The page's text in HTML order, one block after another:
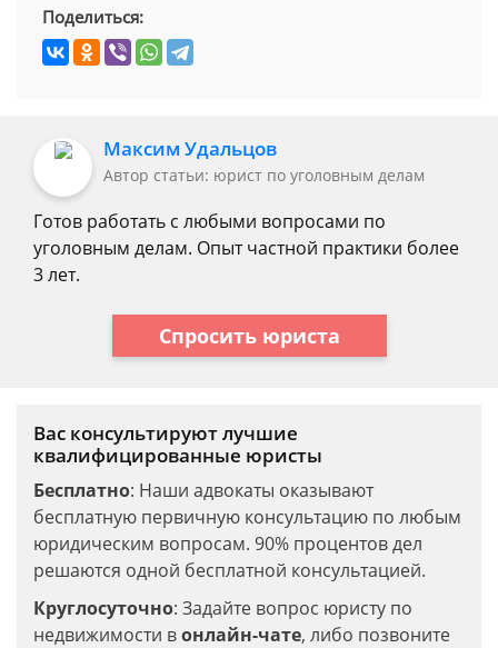
Поделиться:
Максим Удальцов
Автор статьи: юрист по уголовным делам
Готов работать с любыми вопросами по
уголовным делам. Опыт частной практики более
3 лет.
Спросить юриста
Вас консультируют лучшие
квалифицированные юристы
Бесплатно: Наши адвокаты оказывают
бесплатную первичную консультацию по любым
юридическим вопросам. 90% процентов дел
решаются одной бесплатной консультацией.
Круглосуточно: Задайте вопрос юристу по
недвижимости вонлайн-чате, либо позвоните